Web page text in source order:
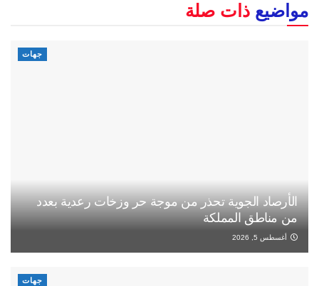
مواضيع ذات صلة
جهات
الأرصاد الجوية تحذر من موجة حر وزخات رعدية بعدد
من مناطق المملكة
أغسطس 5, 2026
جهات